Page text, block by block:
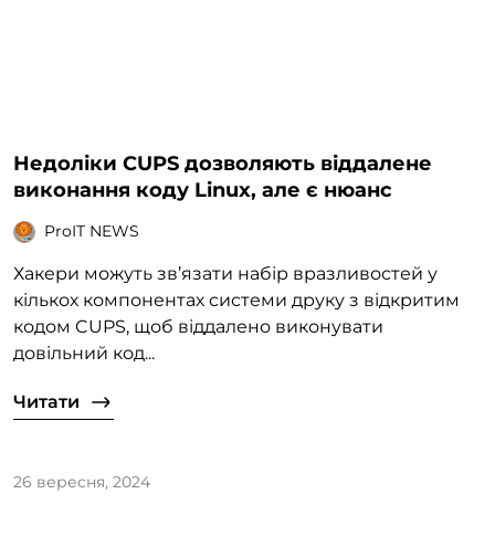
Недоліки CUPS дозволяють віддалене
виконання коду Linux, але є нюанс
ProIT NEWS
Хакери можуть зв’язати набір вразливостей у
кількох компонентах системи друку з відкритим
кодом CUPS, щоб віддалено виконувати
довільний код...
Читати
26 вересня, 2024